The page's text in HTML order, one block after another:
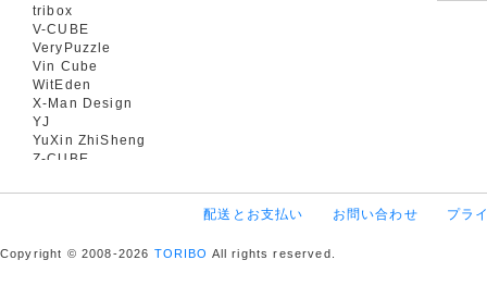
tribox
V-CUBE
VeryPuzzle
Vin Cube
WitEden
X-Man Design
YJ
YuXin ZhiSheng
Z-CUBE
配送とお支払い お問い合わせ プラ
Copyright © 2008-2026 TORIBO All rights reserved.